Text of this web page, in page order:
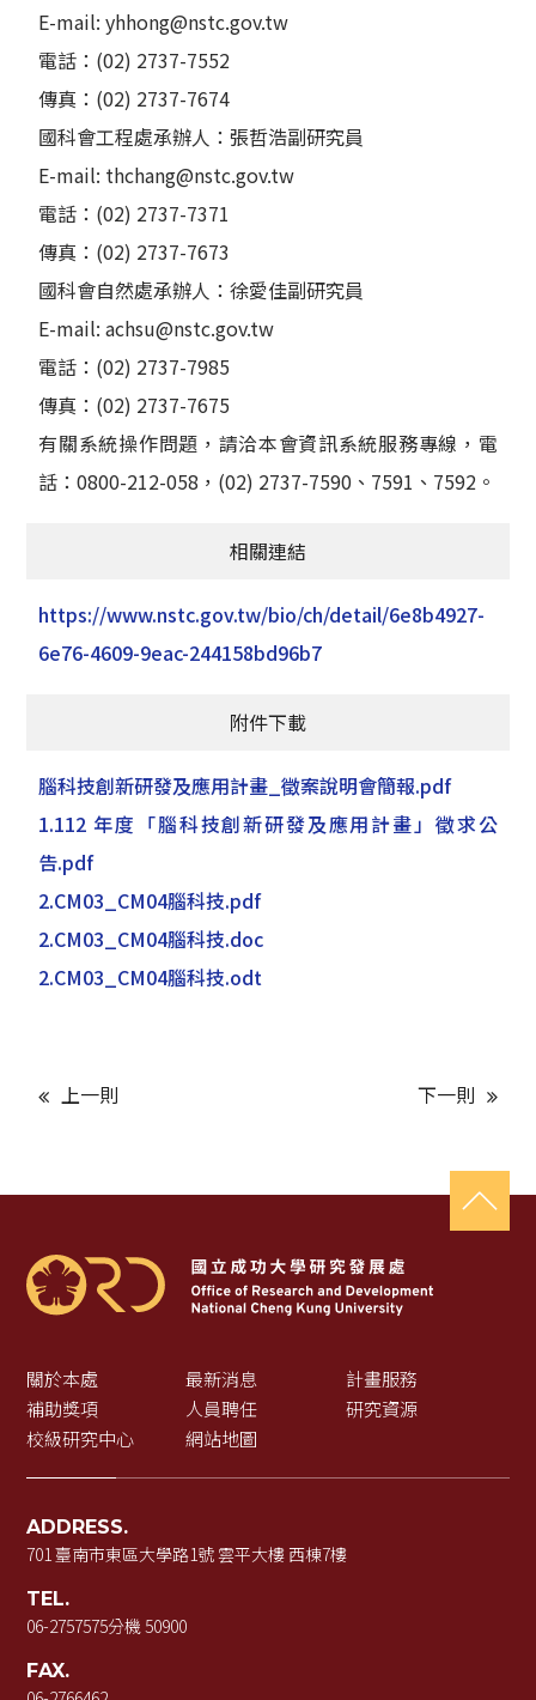
E-mail: yhhong@nstc.gov.tw
電話：(02) 2737-7552
傳真：(02) 2737-7674
國科會工程處承辦人：張哲浩副研究員
E-mail: thchang@nstc.gov.tw
電話：(02) 2737-7371
傳真：(02) 2737-7673
國科會自然處承辦人：徐愛佳副研究員
E-mail: achsu@nstc.gov.tw
電話：(02) 2737-7985
傳真：(02) 2737-7675
有關系統操作問題，請洽本會資訊系統服務專線，電
話：0800-212-058，(02) 2737-7590、7591、7592。
相關連結
https://www.nstc.gov.tw/bio/ch/detail/6e8b4927-
6e76-4609-9eac-244158bd96b7
附件下載
腦科技創新研發及應用計畫_徵案說明會簡報.pdf
1.112 年度「腦科技創新研發及應用計畫」徵求公
告.pdf
2.CM03_CM04腦科技.pdf
2.CM03_CM04腦科技.doc
2.CM03_CM04腦科技.odt
上一則 下一則
關於本處 最新消息
計畫服務
補助獎項
人員聘任
研究資源
校級研究中心
網站地圖
ADDRESS.
701 臺南市東區大學路1號 雲平大樓 西棟7樓
TEL.
06-2757575分機 50900
FAX.